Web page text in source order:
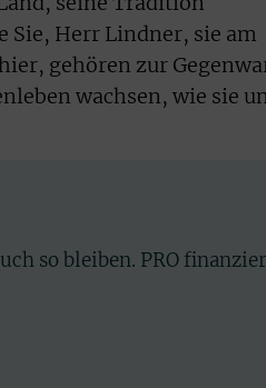
Sie, Herr Lindner, sie am
gehören zur
wachsen, wie sie
so bleiben. PRO